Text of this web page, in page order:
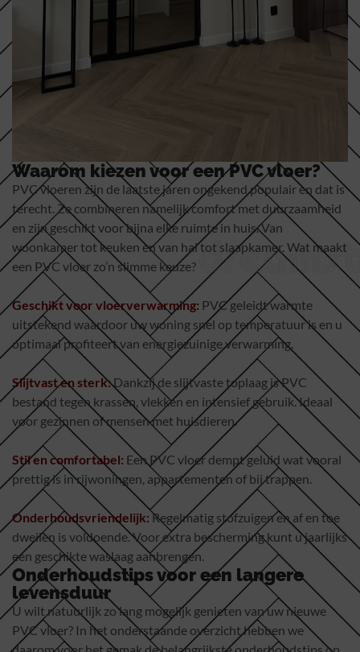
Waarom kiezen voor een PVC vloer?
PVC vloeren zijn de laatste jaren ongekend populair en dat is
terecht. Ze combineren namelijk comfort met duurzaamheid
en zijn geschikt voor bijna elke ruimte in huis. Van
woonkamer tot keuken en van hal tot slaapkamer. Wat maakt
een PVC vloer zo’n slimme keuze?
Geschikt voor vloerverwarming: PVC geleidt warmte
uitstekend waardoor uw woning snel op temperatuur is en u
optimaal profiteert van energiezuinige verwarming.
Slijtvast en sterk:Dankzij de slijtvaste toplaag is PVC
bestand tegen krassen, vlekken en intensief gebruik. Ideaal
voor gezinnen of mensen met huisdieren.
Stil en comfortabel: Een PVC vloer dempt geluid wat vooral
prettig is in rijwoningen, appartementen of bij trappen.
Onderhoudsvriendelijk:Regelmatig stofzuigen en af en toe
dweilen is voldoende. Voor extra bescherming kunt u jaarlijks
een geschikte waslaag aanbrengen.
Onderhoudstips voor een langere
levensduur
U wilt natuurlijk zo lang mogelijk genieten van uw nieuwe
PVC vloer? In het onderstaande overzicht hebben we